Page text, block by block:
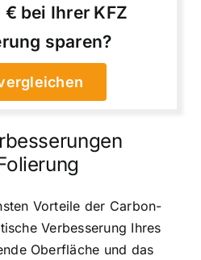
bei Ihrer KFZ
sparen?
Vorteile der Carbon-
Verbesserung Ihres
Oberfläche und das